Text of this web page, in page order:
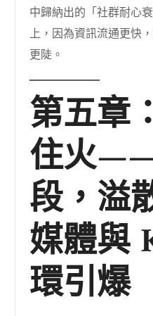
中歸納出的「社群耐心
上，因為資訊流通更快
更陡。
第五章
住火
段，溢
媒體與
環引爆